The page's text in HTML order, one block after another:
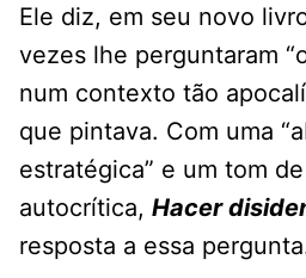
Ele diz, em seu novo
vezes lhe perguntaram
num contexto tão
que pintava. Com uma
estratégica” e um tom de
autocrítica, Hacer
resposta a essa